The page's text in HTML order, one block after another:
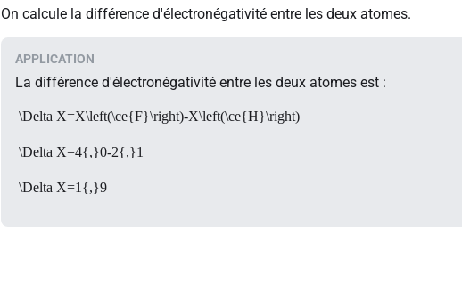
On calcule la différence d'électronégativité entre les deux atomes.
La différence d'électronégativité entre les deux atomes est :
\Delta X=X\left(\ce{F}\right)-X\left(\ce{H}\right)
\Delta X=4{,}0-2{,}1
\Delta X=1{,}9